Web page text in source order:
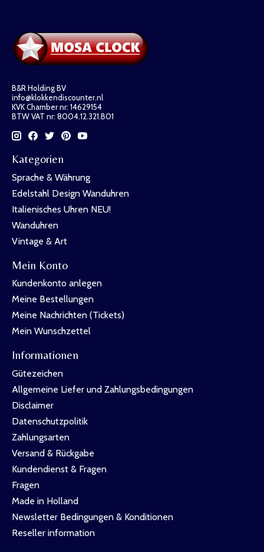
B&R Holding BV
info@klokkendiscounter.nl
KVK Chamber nr: 14629154
BTW VAT nr: 8004.12.321.B01
Kategorien
Sprache & Währung
Edelstahl Design Wanduhren
Italienisches Uhren NEU!
Wanduhren
Vintage & Art
Mein Konto
Kundenkonto anlegen
Meine Bestellungen
Meine Nachrichten (Tickets)
Mein Wunschzettel
Informationen
Gütezeichen
Allgemeine Liefer und Zahlungsbedingungen
Disclaimer
Datenschutzpolitik
Zahlungsarten
Versand & Rückgabe
Kundendienst & Fragen
Fragen
Made in Holland
Newsletter Bedingungen & Konditionen
Reseller information